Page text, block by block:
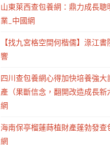
山東萊西查包養網：鼎力成長聰
業_中國網
【找九宮格空間何楷儒】淥江
響
四川查包養網心得加快培養強大
產（果斷信念，翻開改造成長新
網
海南保亭榴蓮蒔植財產蓬勃發查
網